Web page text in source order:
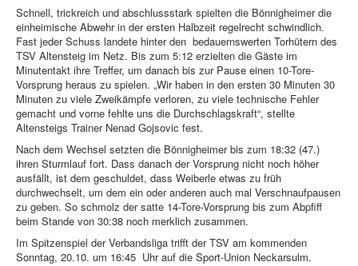
Schnell, trickreich und abschlussstark spielten die Bönnigheimer die
einheimische Abwehr in der ersten Halbzeit regelrecht schwindlich.
Fast jeder Schuss landete hinter den bedauernswerten Torhütern des
TSV Altensteig im Netz. Bis zum 5:12 erzielten die Gäste im
Minutentakt ihre Treffer, um danach bis zur Pause einen 10-Tore-
Vorsprung heraus zu spielen. „Wir haben in den ersten 30 Minuten 30
Minuten zu viele Zweikämpfe verloren, zu viele technische Fehler
gemacht und vorne fehlte uns die Durchschlagskraft“, stellte
Altensteigs Trainer Nenad Gojsovic fest.
Nach dem Wechsel setzten die Bönnigheimer bis zum 18:32 (47.)
ihren Sturmlauf fort. Dass danach der Vorsprung nicht noch höher
ausfällt, ist dem geschuldet, dass Weiberle etwas zu früh
durchwechselt, um dem ein oder anderen auch mal Verschnaufpausen
zu geben. So schmolz der satte 14-Tore-Vorsprung bis zum Abpfiff
beim Stande von 30:38 noch merklich zusammen.
Im Spitzenspiel der Verbandsliga trifft der TSV am kommenden
Sonntag, 20.10. um 16:45 Uhr auf die Sport-Union Neckarsulm.